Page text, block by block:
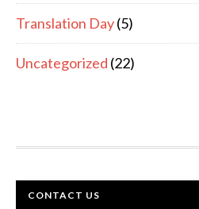
Translation Day(5)
Uncategorized (22)
FOOTER
CONTACT US